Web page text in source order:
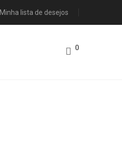
Minha lista de desejos
0